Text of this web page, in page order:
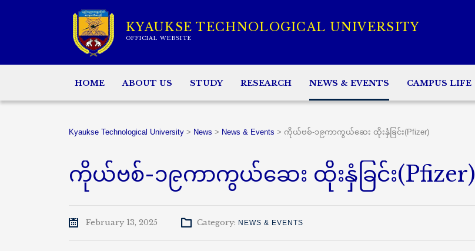
KYAUKSE TECHNOLOGICAL UNIVERSITY
OFFICIAL WEBSITE
HOME ABOUT US STUDY RESEARCH NEWS & EVENTS CAMPUS LIFE
Kyaukse Technological University > News > News & Events > ကိုယ်ဗစ်-၁၉ကာကွယ်ဆေး ထိုးနှံခြင်း(Pfizer)
ကိုယ်ဗစ်-၁၉ကာကွယ်ဆေး ထိုးနှံခြင်း(Pfizer)
February 13, 2025 Category: NEWS & EVENTS